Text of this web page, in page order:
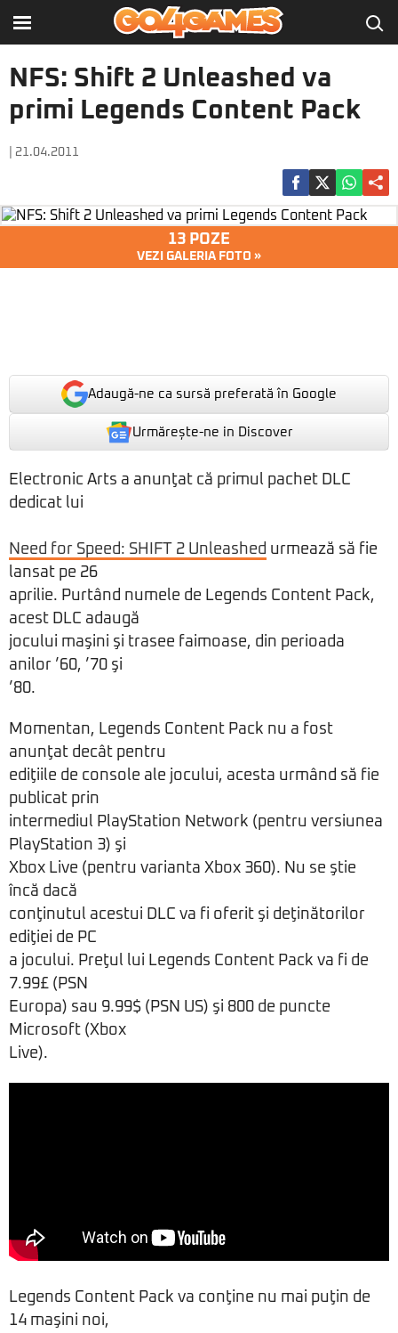
NFS: Shift 2 Unleashed va
primi Legends Content Pack
| 21.04.2011
13 POZE
VEZI GALERIA FOTO »
Adaugă-ne ca sursă preferată în Google
Urmărește-ne in Discover
Electronic Arts a anunţat că primul pachet DLC
dedicat lui
Need for Speed: SHIFT 2 Unleashed urmează să fie
lansat pe 26
aprilie. Purtând numele de Legends Content Pack,
acest DLC adaugă
jocului maşini şi trasee faimoase, din perioada
anilor ’60, ’70 şi
’80.
Momentan, Legends Content Pack nu a fost
anunţat decât pentru
ediţiile de console ale jocului, acesta urmând să fie
publicat prin
intermediul PlayStation Network (pentru versiunea
PlayStation 3) şi
Xbox Live (pentru varianta Xbox 360). Nu se ştie
încă dacă
conţinutul acestui DLC va fi oferit şi deţinătorilor
ediţiei de PC
a jocului. Preţul lui Legends Content Pack va fi de
7.99£ (PSN
Europa) sau 9.99$ (PSN US) şi 800 de puncte
Microsoft (Xbox
Live).
Legends Content Pack va conţine nu mai puţin de
14 maşini noi,